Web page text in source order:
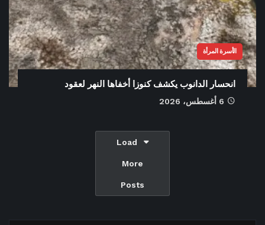
الأسرة المرأة
انحسار الدانوب يكشف كنوزا أخفاها النهر لعقود
6 أغسطس، 2026
Load
More
Posts